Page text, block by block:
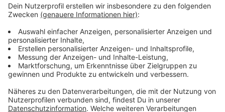
funktionierende Stadtgesellschaft erhalten bleiben.
Analyse von immowelt
Düsseldorf will bezahlbare Wohnungen bauen -
EXPOREAL 2017
Protest gegen teure Mieten in Düsseldorf